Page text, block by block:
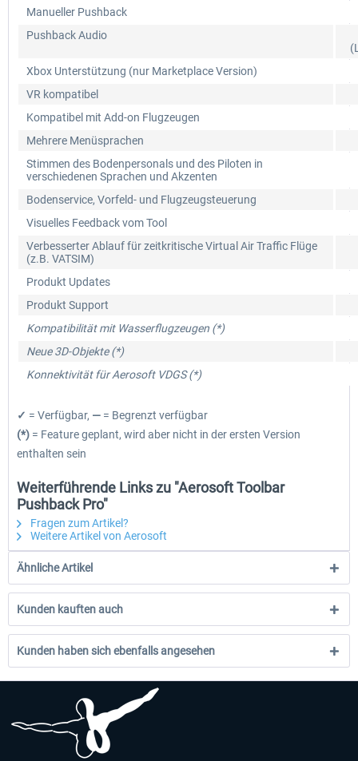
Manueller Pushback
Pushback Audio
Xbox Unterstützung (nur Marketplace Version)
VR kompatibel
Kompatibel mit Add-on Flugzeugen
Mehrere Menüsprachen
Stimmen des Bodenpersonals und des Piloten in
verschiedenen Sprachen und Akzenten
Bodenservice, Vorfeld- und Flugzeugsteuerung
Visuelles Feedback vom Tool
Verbesserter Ablauf für zeitkritische Virtual Air Traffic Flüge
(z.B. VATSIM)
Produkt Updates
Produkt Support
Kompatibilität mit Wasserflugzeugen (*)
Neue 3D-Objekte (*)
Konnektivität für Aerosoft VDGS (*)
✓ = Verfügbar, — = Begrenzt verfügbar
(*) = Feature geplant, wird aber nicht in der ersten Version
enthalten sein
Weiterführende Links zu "Aerosoft Toolbar
Pushback Pro"
Fragen zum Artikel?
Weitere Artikel von Aerosoft
Ähnliche Artikel
Kunden kauften auch
Kunden haben sich ebenfalls angesehen